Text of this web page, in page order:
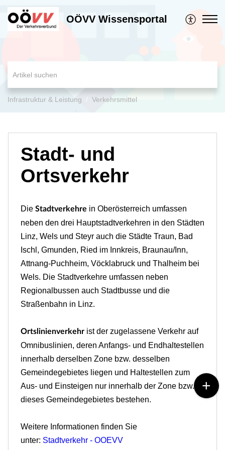
OÖVV Wissensportal
Infrastruktur & Leistung Verkehrsmittel
Stadt- und
Ortsverkehr
Die Stadtverkehre in Oberösterreich umfassen
neben den drei Hauptstadtverkehren in den Städten
Linz, Wels und Steyr auch die Städte Traun, Bad
Ischl, Gmunden, Ried im Innkreis, Braunau/Inn,
Attnang-Puchheim, Vöcklabruck und Thalheim bei
Wels. Die Stadtverkehre umfassen neben
Regionalbussen auch Stadtbusse und die
Straßenbahn in Linz.
Ortslinienverkehr ist der zugelassene Verkehr auf
Omnibuslinien, deren Anfangs- und Endhaltestellen
innerhalb derselben Zone bzw. desselben
Gemeindegebietes liegen und Haltestellen zum
Aus- und Einsteigen nur innerhalb der Zone bzw.
dieses Gemeindegebietes bestehen.
Weitere Informationen finden Sie
unter: Stadtverkehr - OOEVV